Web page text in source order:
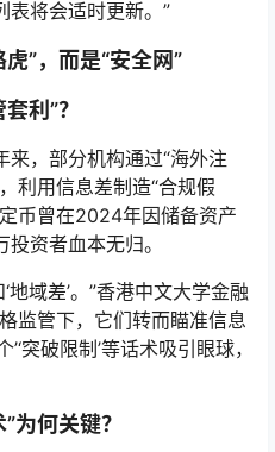
表将会适时更新。”
”，而是“安全网”
利”？
来，部分机构通过“海外注
利用信息差制造“合规假
币曾在2024年因储备资产
资者血本无归。
地域差’。”香港中文大学金融
监管下，它们转而瞄准信息
突破限制’等话术吸引眼球，
为何关键？